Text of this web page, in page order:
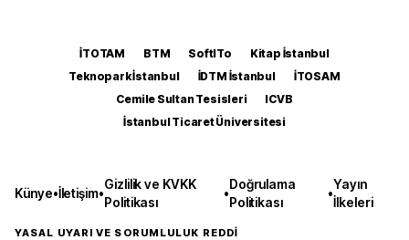
İTOTAM BTM SoftITo
Kitap İstanbul
Teknopark İstanbul
İDTM İstanbul
İTOSAM
Cemile Sultan Tesisleri
ICVB
İstanbul Ticaret Üniversitesi
Künye•İletişim•
Gizlilik ve KVKK
Politikası
•
Doğrulama
Politikası
•
Yayın
İlkeleri
YASAL UYARI VE SORUMLULUK REDDİ